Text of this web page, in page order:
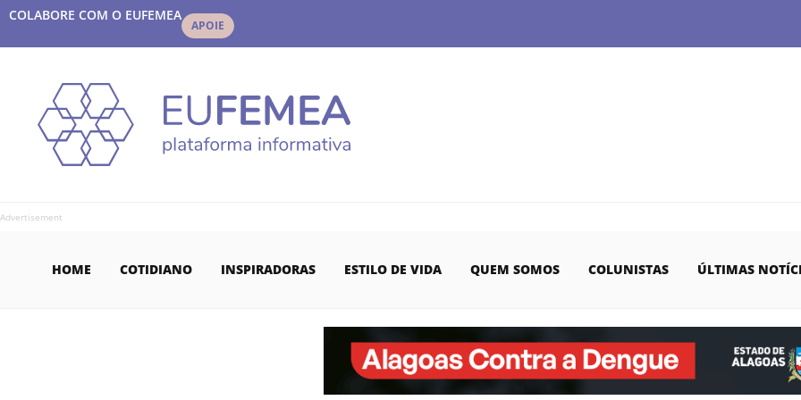
COLABORE COM O EUFEMEA
APOIE
Advertisement
HOME COTIDIANO INSPIRADORAS ESTILO DE VIDA QUEM SOMOS COLUNISTAS ÚLTIMAS